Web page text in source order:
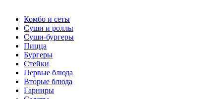
Комбо и сеты
Суши и роллы
Суши-бургеры
Пицца
Бургеры
Стейки
Первые блюда
Вторые блюда
Гарниры